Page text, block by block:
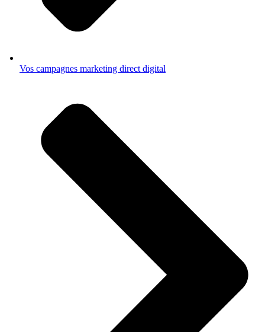
Vos campagnes marketing direct digital